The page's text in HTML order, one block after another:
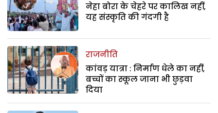
नेहा बोरा के चेहरे पर कालिख नहीं,
यह संस्कृति की गंदगी है
राजनीति
कांवड़ यात्रा : निर्माण धेले का नहीं,
बच्चों का स्कूल जाना भी छुड़वा
दिया